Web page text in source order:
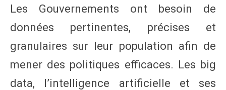
Les Gouvernements ont besoin de
données pertinentes, précises et
granulaires sur leur population afin de
mener des politiques efficaces. Les big
data, l’intelligence artificielle et ses